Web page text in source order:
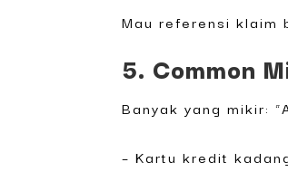
Mau referensi klaim
5. Common
Banyak yang mikir:
– Kartu kredit